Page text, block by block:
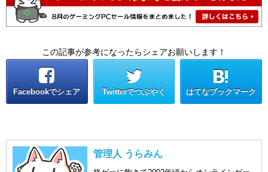
この記事が参考になったらシェアお願いします！
Facebookでシェア Twitterでつぶやく はてなブックマーク
管理人 うらみん